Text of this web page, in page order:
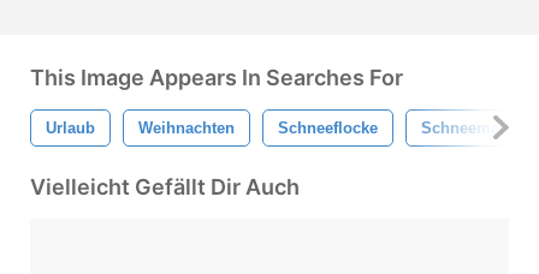
This Image Appears In Searches For
Urlaub Weihnachten Schneeflocke Schneemann
Vielleicht Gefällt Dir Auch